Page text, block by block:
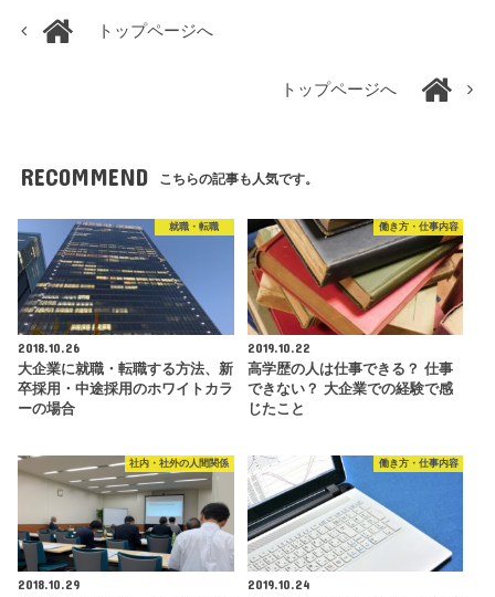
トップページへ
トップページへ
RECOMMEND こちらの記事も人気です。
就職・転職
2018.10.26
大企業に就職・転職する方法、新
卒採用・中途採用のホワイトカラ
ーの場合
働き方・仕事内容
2019.10.22
高学歴の人は仕事できる？ 仕事
できない？ 大企業での経験で感
じたこと
社内・社外の人間関係
2018.10.29
働き方・仕事内容
2019.10.24